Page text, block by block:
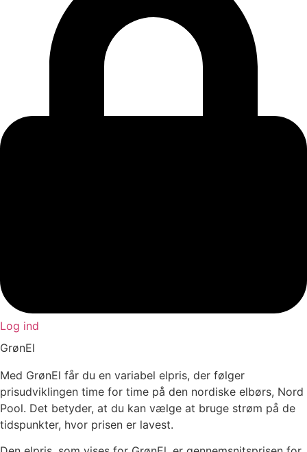
Log ind
GrønEl
Med GrønEl får du en variabel elpris, der følger
prisudviklingen time for time på den nordiske elbørs, Nord
Pool. Det betyder, at du kan vælge at bruge strøm på de
tidspunkter, hvor prisen er lavest.